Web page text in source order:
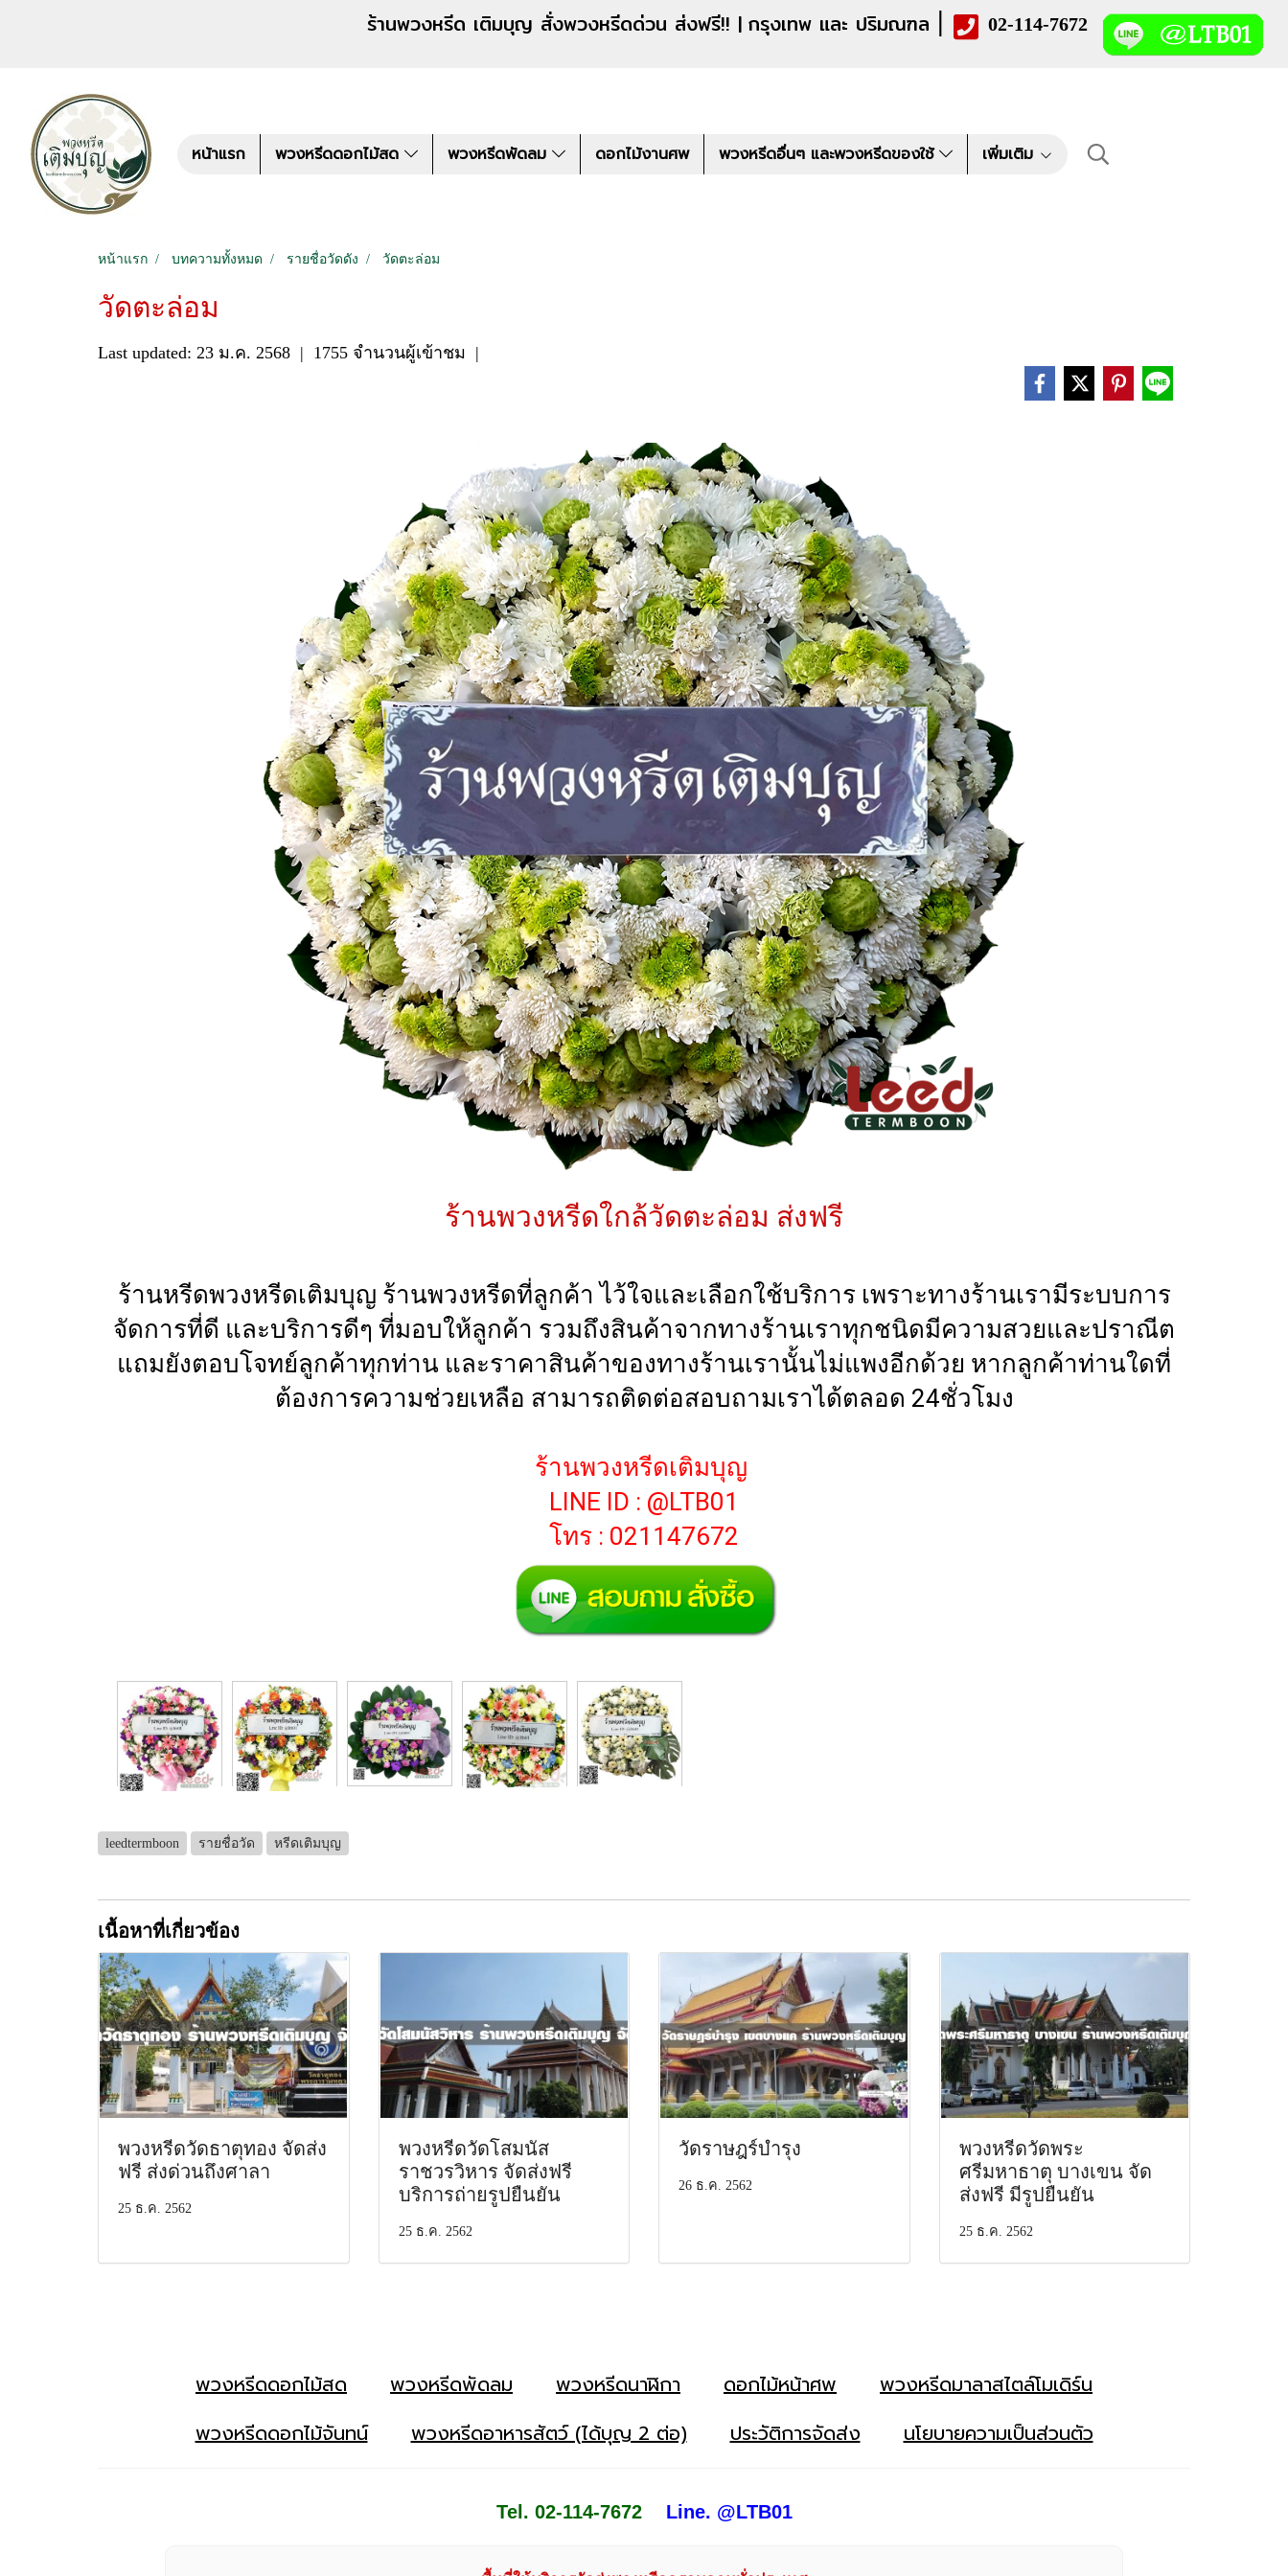
ร้านพวงหรีด เติมบุญ สั่งพวงหรีดด่วน ส่งฟรี!! | กรุงเทพ และ ปริมณฑล | 02-114-7672
หน้าแรก พวงหรีดดอกไม้สด พวงหรีดพัดลม ดอกไม้งานศพ พวงหรีดอื่นๆ และพวงหรีดของใช้ เพิ่มเติม
หน้าแรก บทความทั้งหมด รายชื่อวัดดัง วัดตะล่อม
วัดตะล่อม
Last updated: 23 ม.ค. 2568 | 1755 จำนวนผู้เข้าชม |
ร้านพวงหรีดใกล้วัดตะล่อม ส่งฟรี
ร้านหรีดพวงหรีดเติมบุญ ร้านพวงหรีดที่ลูกค้า ไว้ใจและเลือกใช้บริการ เพราะทางร้านเรามีระบบการ
จัดการที่ดี และบริการดีๆ ที่มอบให้ลูกค้า รวมถึงสินค้าจากทางร้านเราทุกชนิดมีความสวยและปราณีต
แถมยังตอบโจทย์ลูกค้าทุกท่าน และราคาสินค้าของทางร้านเรานั้นไม่แพงอีกด้วย หากลูกค้าท่านใดที่
ต้องการความช่วยเหลือ สามารถติดต่อสอบถามเราได้ตลอด 24ชั่วโมง
ร้านพวงหรีดเติมบุญ
LINE ID : @LTB01
โทร : 021147672
leedtermboon รายชื่อวัด หรีดเติมบุญ
เนื้อหาที่เกี่ยวข้อง
พวงหรีดวัดธาตุทอง จัดส่ง
ฟรี ส่งด่วนถึงศาลา
25 ธ.ค. 2562
พวงหรีดวัดโสมนัส
ราชวรวิหาร จัดส่งฟรี
บริการถ่ายรูปยืนยัน
25 ธ.ค. 2562
วัดราษฎร์บำรุง
26 ธ.ค. 2562
พวงหรีดวัดพระ
ศรีมหาธาตุ บางเขน จัด
ส่งฟรี มีรูปยืนยัน
25 ธ.ค. 2562
พวงหรีดดอกไม้สด พวงหรีดพัดลม พวงหรีดนาฬิกา ดอกไม้หน้าศพ
พวงหรีดมาลาสไตล์โมเดิร์น
พวงหรีดดอกไม้จันทน์
พวงหรีดอาหารสัตว์ (ได้บุญ 2 ต่อ) ประวัติการจัดส่ง นโยบายความเป็นส่วนตัว
Tel. 02-114-7672 Line. @LTB01